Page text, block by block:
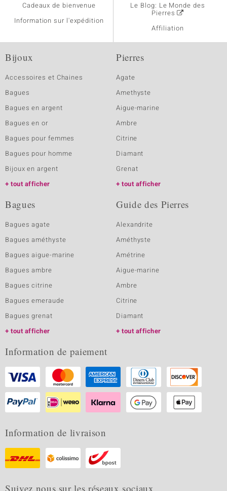
Cadeaux de bienvenue
Information sur l'expédition
Le Blog: Le Monde des
Pierres
Affiliation
Bijoux
Accessoires et Chaines
Bagues
Bagues en argent
Bagues en or
Bagues pour femmes
Bagues pour homme
Bijoux en argent
tout afficher
Pierres
Agate
Amethyste
Aigue-marine
Ambre
Citrine
Diamant
Grenat
tout afficher
Bagues
Bagues agate
Bagues améthyste
Bagues aigue-marine
Bagues ambre
Bagues citrine
Bagues emeraude
Bagues grenat
tout afficher
Guide des Pierres
Alexandrite
Améthyste
Amétrine
Aigue-marine
Ambre
Citrine
Diamant
tout afficher
Information de paiement
Information de livraison
Suivez nous sur les réseaux sociaux